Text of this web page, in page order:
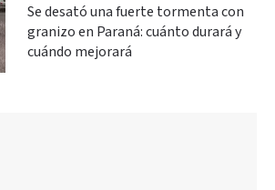
Se desató una fuerte tormenta con
granizo en Paraná: cuánto durará y
cuándo mejorará